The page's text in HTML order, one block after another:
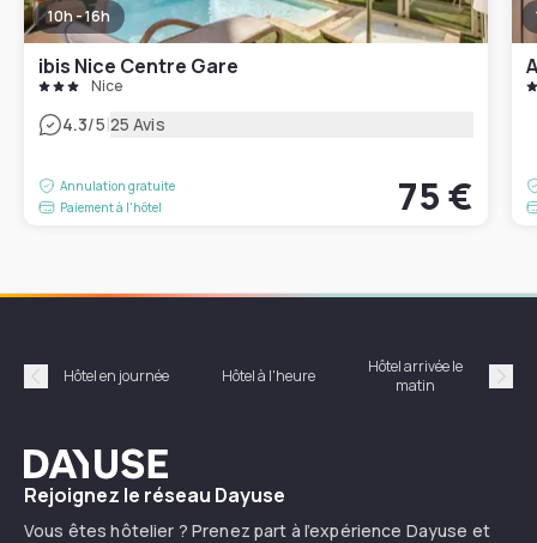
10h - 16h
ibis Nice Centre Gare
Nice
4.3/5|25 Avis
Annulation gratuite
Paiement à l'hôtel
75 €
Précédent
Hôtel en journée Hôtel à l'heure
Hôtel arrivée le
matin
Dayuse
Rejoignez le réseau Dayuse
Vous êtes hôtelier ? Prenez part à l’expérience Dayuse et